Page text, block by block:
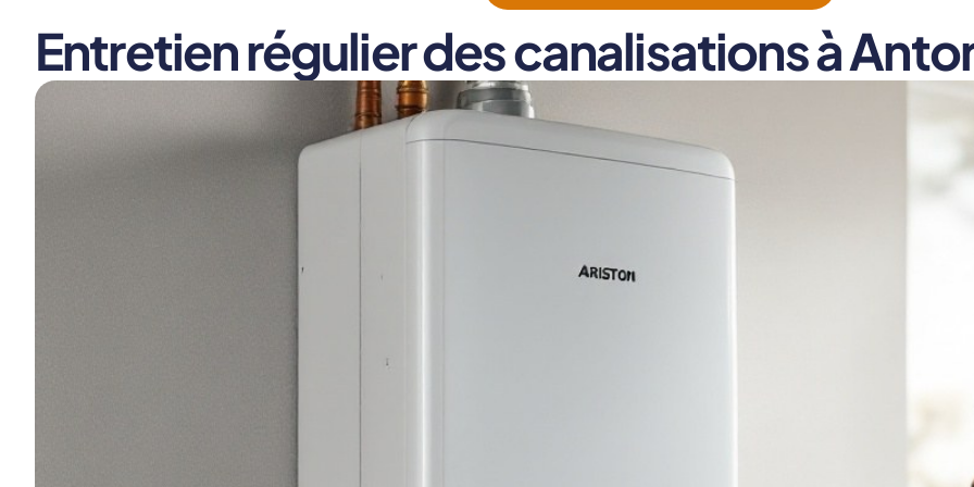
Entretien régulier des canalisations à